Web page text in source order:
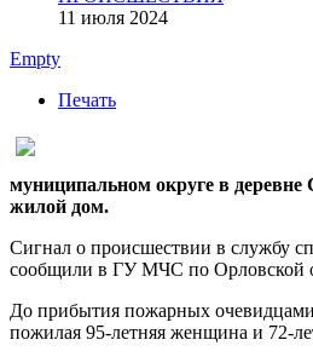
11 июля 2024
Empty
Печать
муниципальном округе в деревне
жилой дом.
Сигнал о происшествии в службу
сообщили в ГУ МЧС по Орловской
До прибытия пожарных
пожилая 95-летняя женщина и 72-